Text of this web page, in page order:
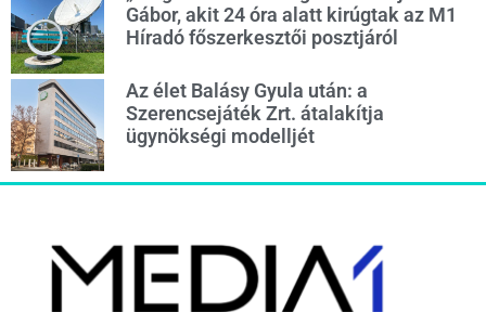
Gábor, akit 24 óra alatt kirúgtak az M1
Híradó főszerkesztői posztjáról
Az élet Balásy Gyula után: a
Szerencsejáték Zrt. átalakítja
ügynökségi modelljét